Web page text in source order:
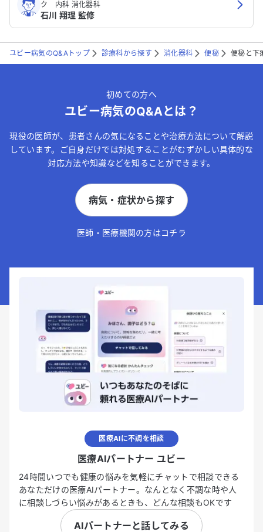
ク 内科 消化器科
石川 翔理 監修
ユビー病気のQ&Aトップ 診療科から探す 消化器科 便秘 便秘と下
初めての方へ
ユビー病気のQ&Aとは？
現役の医師が、患者さんの気になることや治療方法について解説
しています。ご自身だけでは対処することがむずかしい具体的な
対応方法や知識などを知ることができます。
病気・症状から探す
医師・医療機関の方はコチラ
医療AIに不調を相談
医療AIパートナー ユビー
24時間いつでも健康の悩みを気軽にチャットで相談できる
あなただけの医療AIパートナー。なんとなく不調な時や人
に相談しづらい悩みがあるときも、どんな相談もOKです
AIパートナーと話してみる